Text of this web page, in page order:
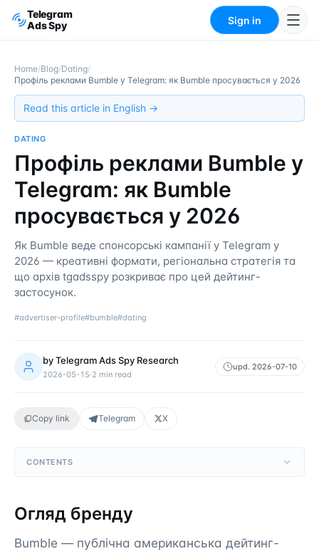
Telegram
Ads Spy
Sign in
Home/Blog/Dating/
Профіль реклами Bumble у Telegram: як Bumble просувається у 2026
Read this article in English →
DATING
Профіль реклами Bumble у
Telegram: як Bumble
просувається у 2026
Як Bumble веде спонсорські кампанії у Telegram у
2026 — креативні формати, регіональна стратегія та
що архів tgadsspy розкриває про цей дейтинг-
застосунок.
#advertiser-profile#bumble#dating
byTelegram Ads Spy Research
2026-05-15·2 min read
upd. 2026-07-10
Copy link Telegram X
CONTENTS
Огляд бренду
Bumble — публічна американська дейтинг-